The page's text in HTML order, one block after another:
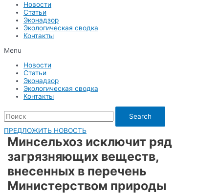
Новости
Статьи
Эконадзор
Экологическая сводка
Контакты
Menu
Новости
Статьи
Эконадзор
Экологическая сводка
Контакты
Search
ПРЕДЛОЖИТЬ НОВОСТЬ
Минсельхоз исключит ряд
загрязняющих веществ,
внесенных в перечень
Министерством природы